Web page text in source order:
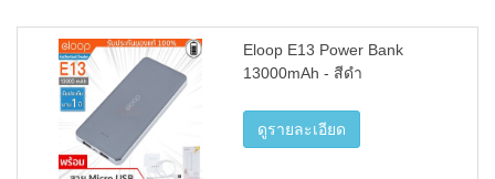
Eloop E13 Power Bank
13000mAh - สีดำ
ดูรายละเอียด